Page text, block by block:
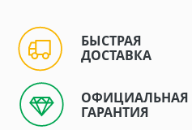
БЫСТРАЯ
ДОСТАВКА
ОФИЦИАЛЬНАЯ
ГАРАНТИЯ